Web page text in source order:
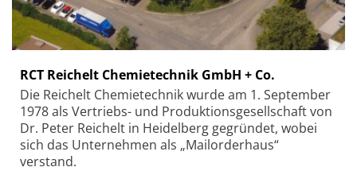
RCT Reichelt Chemietechnik GmbH + Co.
Die Reichelt Chemietechnik wurde am 1. September
1978 als Vertriebs- und Produktionsgesellschaft von
Dr. Peter Reichelt in Heidelberg gegründet, wobei
sich das Unternehmen als „Mailorderhaus“
verstand.